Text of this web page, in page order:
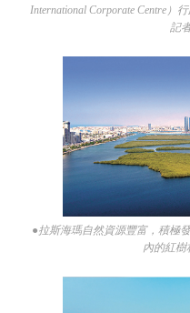
International Corporate Centre）
記
●拉斯海瑪自然資源豐富，積極
內的紅樹